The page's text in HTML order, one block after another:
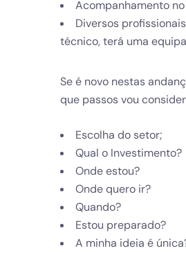
Acompanhamento
Diversos
técnico, terá uma
Se é novo nestas
que passos vou
Escolha do setor;
Qual o Investimento?
Onde estou?
Onde quero ir?
Quando?
Estou preparado?
A minha ideia é